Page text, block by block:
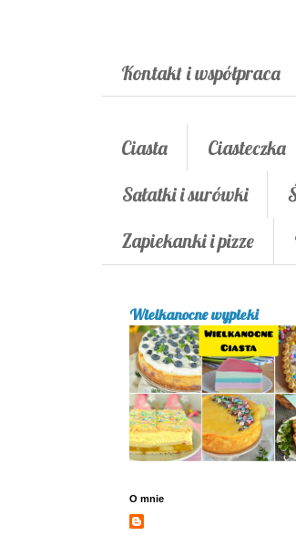
Kontakt i współpraca
Ciasta Ciasteczka
Sałatki i surówki
Zapiekanki i pizze
Wielkanocne wypieki
O mnie